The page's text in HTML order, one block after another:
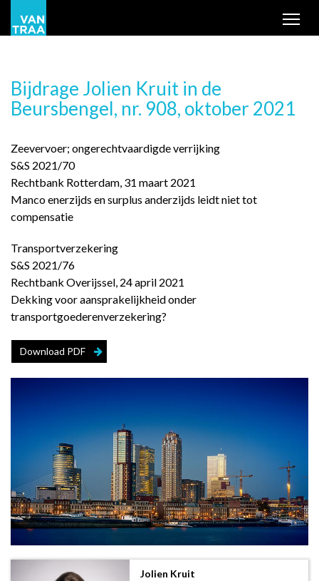
Bijdrage Jolien Kruit in de
Beursbengel, nr. 908, oktober 2021
Zeevervoer; ongerechtvaardigde verrijking
S&S 2021/70
Rechtbank Rotterdam, 31 maart 2021
Manco enerzijds en surplus anderzijds leidt niet tot
compensatie
Transportverzekering
S&S 2021/76
Rechtbank Overijssel, 24 april 2021
Dekking voor aansprakelijkheid onder
transportgoederenverzekering?
Download PDF
Jolien Kruit